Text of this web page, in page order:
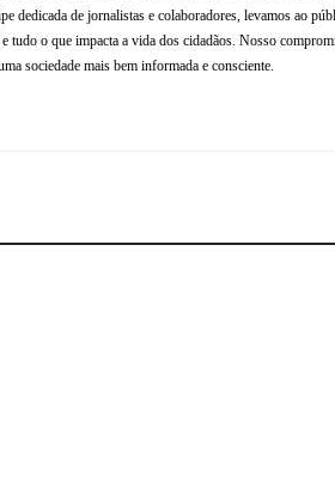
dedicada de jornalistas e colaboradores, levamos ao
tudo o que impacta a vida dos cidadãos. Nosso
sociedade mais bem informada e consciente.